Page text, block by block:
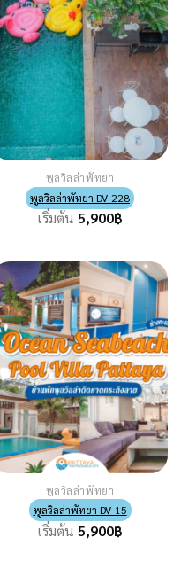
พูลวิลล่าพัทยา
พูลวิลล่าพัทยา DV-228
เริ่มต้น 5,900฿
พูลวิลล่าพัทยา
พูลวิลล่าพัทยา DV-15
เริ่มต้น 5,900฿